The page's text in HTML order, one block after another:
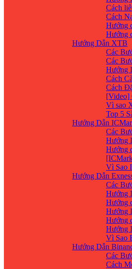
Cách
Cách
Hướng
Hướng
Hướng Dẫn XTB
Các
Các
Hướng
Cách
Cách
[Video]
Vì sao
Top 5
Hướng Dẫn
Các
Hướng
Hướng
Vì Sao
Hướng Dẫn
Các
Hướng
Hướng
Hướng
Hướng
Hướng
Vì Sao
Hướng Dẫn
Các
Cách